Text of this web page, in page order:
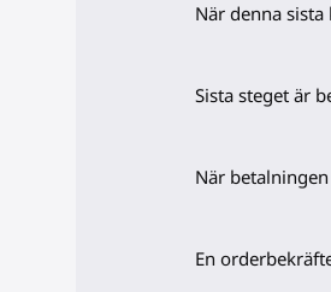
När denna
Sista steget är
När
En